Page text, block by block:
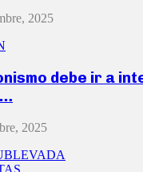
2025
debe ir a
2025